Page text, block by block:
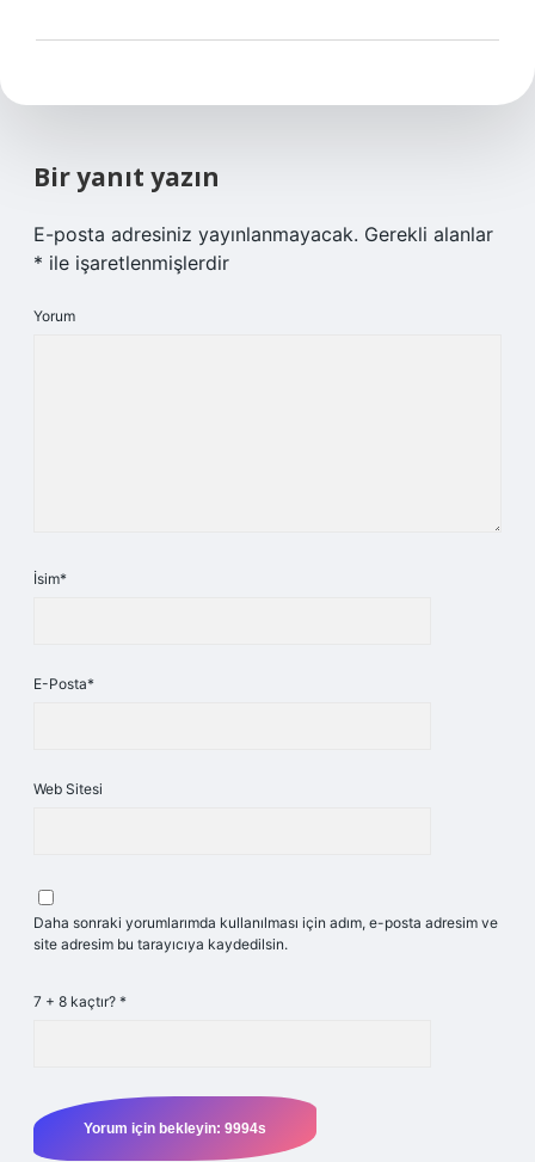
Bir yanıt yazın
E-posta adresiniz yayınlanmayacak. Gerekli alanlar
* ile işaretlenmişlerdir
Yorum
İsim*
E-Posta*
Web Sitesi
Daha sonraki yorumlarımda kullanılması için adım, e-posta adresim ve
site adresim bu tarayıcıya kaydedilsin.
7 + 8 kaçtır? *